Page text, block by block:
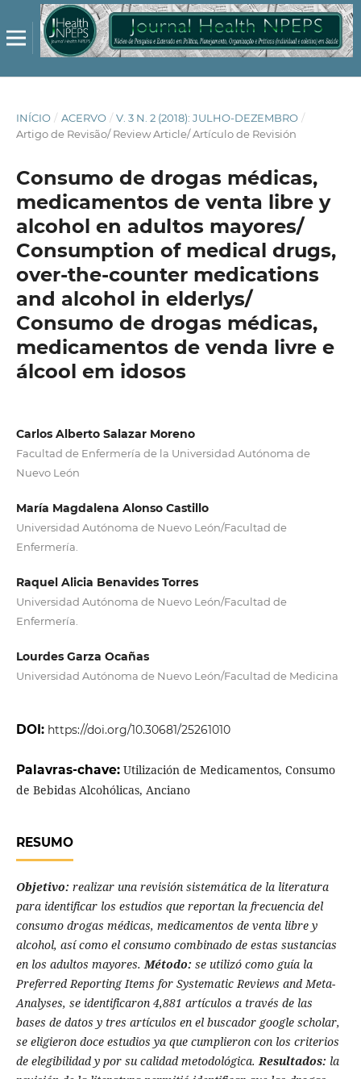
INÍCIO / ACERVO / V. 3 N. 2 (2018): JULHO-DEZEMBRO /
Artigo de Revisão/ Review Article/ Artículo de Revisión
Consumo de drogas médicas,
medicamentos de venta libre y
alcohol en adultos mayores/
Consumption of medical drugs,
over-the-counter medications
and alcohol in elderlys/
Consumo de drogas médicas,
medicamentos de venda livre e
álcool em idosos
Carlos Alberto Salazar Moreno
Facultad de Enfermería de la Universidad Autónoma de
Nuevo León
María Magdalena Alonso Castillo
Universidad Autónoma de Nuevo León/Facultad de
Enfermería.
Raquel Alicia Benavides Torres
Universidad Autónoma de Nuevo León/Facultad de
Enfermería.
Lourdes Garza Ocañas
Universidad Autónoma de Nuevo León/Facultad de Medicina
DOI: https://doi.org/10.30681/25261010
Palavras-chave: Utilización de Medicamentos, Consumo
de Bebidas Alcohólicas, Anciano
RESUMO
Objetivo: realizar una revisión sistemática de la literatura
para identificar los estudios que reportan la frecuencia del
consumo drogas médicas, medicamentos de venta libre y
alcohol, así como el consumo combinado de estas sustancias
en los adultos mayores.Método: se utilizó como guía la
Preferred Reporting Items for Systematic Reviews and Meta-
Analyses, se identificaron 4,881 artículos a través de las
bases de datos y tres artículos en el buscador google scholar,
se eligieron doce estudios ya que cumplieron con los criterios
de elegibilidad y por su calidad metodológica.Resultados: la